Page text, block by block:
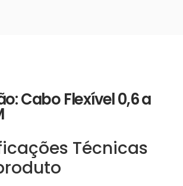
Cabo Flexível 0,6 a
Técnicas